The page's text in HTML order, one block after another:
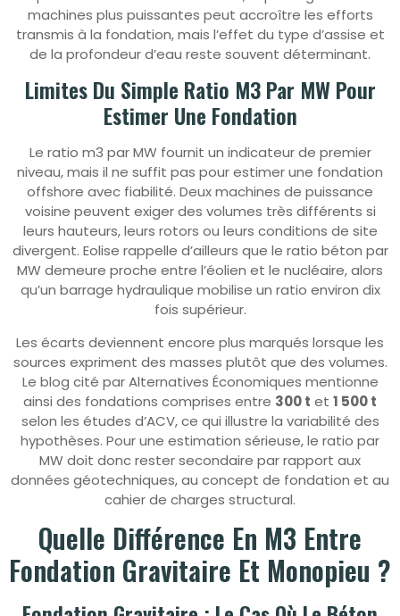
machines plus puissantes peut accroître les efforts
transmis à la fondation, mais l’effet du type d’assise et
de la profondeur d’eau reste souvent déterminant.
Limites Du Simple Ratio M3 Par MW Pour
Estimer Une Fondation
Le ratio m3 par MW fournit un indicateur de premier
niveau, mais il ne suffit pas pour estimer une fondation
offshore avec fiabilité. Deux machines de puissance
voisine peuvent exiger des volumes très différents si
leurs hauteurs, leurs rotors ou leurs conditions de site
divergent. Eolise rappelle d’ailleurs que le ratio béton par
MW demeure proche entre l’éolien et le nucléaire, alors
qu’un barrage hydraulique mobilise un ratio environ dix
fois supérieur.
Les écarts deviennent encore plus marqués lorsque les
sources expriment des masses plutôt que des volumes.
Le blog cité par Alternatives Économiques mentionne
ainsi des fondations comprises entre 300 t et 1 500 t
selon les études d’ACV, ce qui illustre la variabilité des
hypothèses. Pour une estimation sérieuse, le ratio par
MW doit donc rester secondaire par rapport aux
données géotechniques, au concept de fondation et au
cahier de charges structural.
Quelle Différence En M3 Entre
Fondation Gravitaire Et Monopieu ?